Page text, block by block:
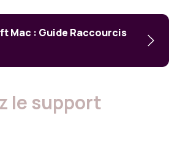
Mac : Guide Raccourcis
le support